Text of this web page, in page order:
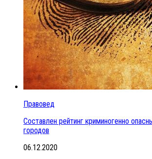
Правовед
Составлен рейтинг криминогенно
городов
06.12.2020